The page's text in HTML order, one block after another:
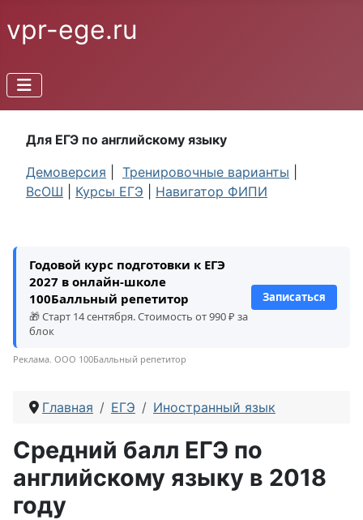
vpr-ege.ru
Для ЕГЭ по английскому языку
Демоверсия
Тренировочные варианты
ВсОШ
Курсы ЕГЭ Навигатор ФИПИ
Годовой курс подготовки к ЕГЭ
2027 в онлайн-школе
100Балльный репетитор
🎁 Старт 14 сентября. Стоимость от 990 ₽ за
блок
Записаться
Реклама. ООО 100Балльный репетитор
Главная ЕГЭ Иностранный язык
Средний балл ЕГЭ по
английскому языку в 2018
году